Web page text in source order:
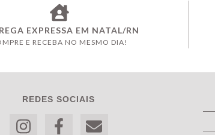
EXPRESSA EM NATAL/RN
E RECEBA NO MESMO DIA!
REDES SOCIAIS